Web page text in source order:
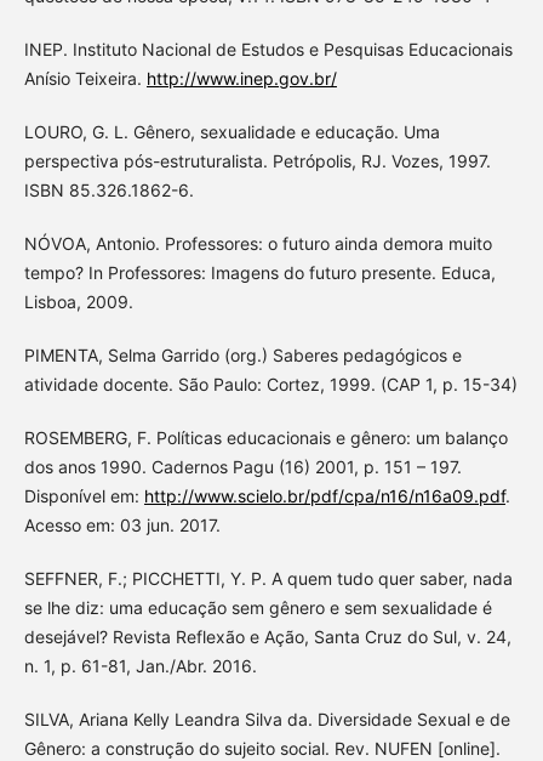
INEP. Instituto Nacional de Estudos e Pesquisas Educacionais
Anísio Teixeira. http://www.inep.gov.br/
LOURO, G. L. Gênero, sexualidade e educação. Uma
perspectiva pós-estruturalista. Petrópolis, RJ. Vozes, 1997.
ISBN 85.326.1862-6.
NÓVOA, Antonio. Professores: o futuro ainda demora muito
tempo? In Professores: Imagens do futuro presente. Educa,
Lisboa, 2009.
PIMENTA, Selma Garrido (org.) Saberes pedagógicos e
atividade docente. São Paulo: Cortez, 1999. (CAP 1, p. 15-34)
ROSEMBERG, F. Políticas educacionais e gênero: um balanço
dos anos 1990. Cadernos Pagu (16) 2001, p. 151 – 197.
Disponível em: http://www.scielo.br/pdf/cpa/n16/n16a09.pdf.
Acesso em: 03 jun. 2017.
SEFFNER, F.; PICCHETTI, Y. P. A quem tudo quer saber, nada
se lhe diz: uma educação sem gênero e sem sexualidade é
desejável? Revista Reflexão e Ação, Santa Cruz do Sul, v. 24,
n. 1, p. 61-81, Jan./Abr. 2016.
SILVA, Ariana Kelly Leandra Silva da. Diversidade Sexual e de
Gênero: a construção do sujeito social. Rev. NUFEN [online].